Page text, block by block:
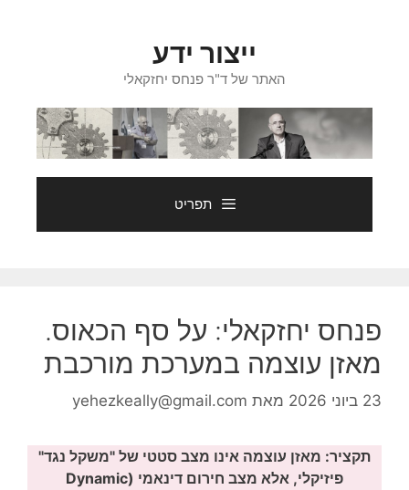
ייצור ידע
האתר של ד"ר פנחס יחזקאלי
תפריט
פנחס יחזקאלי: על סף הכאוס.
מאזן עוצמה במערכת מורכבת
23 ביוני 2026 מאת yehezkeally@gmail.com
תקציר: מאזן עוצמה אינו מצב סטטי של "משקל נגד"
פיזיקלי, אלא
מצב חירום דינאמי (Dynamic